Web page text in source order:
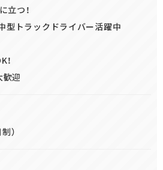
立つ！
型トラックドライバー活躍中
歓迎
）